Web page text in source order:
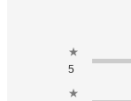
★
5
★